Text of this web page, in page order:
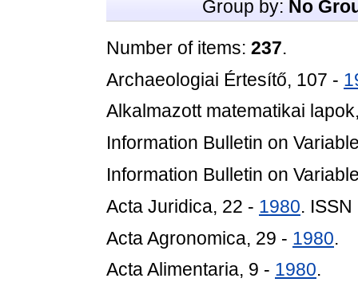
Group by: No
Number of items: 237.
Archaeologiai Értesítő, 107 -
Alkalmazott matematikai
Information Bulletin on
Information Bulletin on
Acta Juridica, 22 - 1980.
Acta Agronomica, 29 - 1980.
Acta Alimentaria, 9 - 1980.